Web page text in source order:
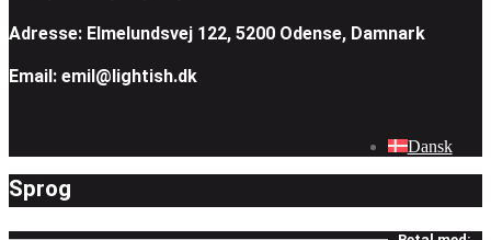
Adresse: Elmelundsvej 122, 5200 Odense, Damnark
Email: emil@lightish.dk
Sprog
Dansk